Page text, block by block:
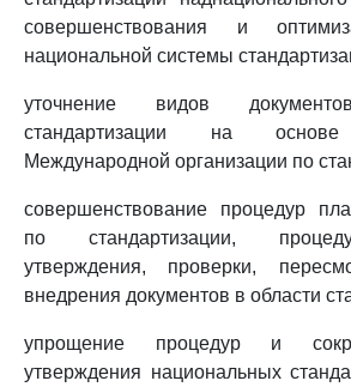
совершенствования и
национальной системы
уточнение видов
стандартизации на основе
Международной организации по
совершенствование процедур
по стандартизации,
утверждения, проверки,
внедрения документов в области
упрощение процедур и
утверждения национальных